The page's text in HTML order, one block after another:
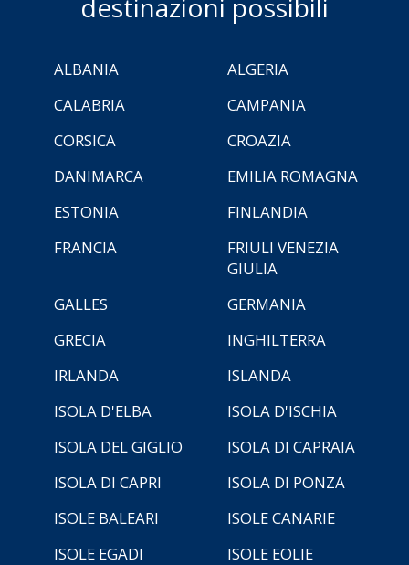
destinazioni possibili
ALBANIA
ALGERIA
CALABRIA
CAMPANIA
CORSICA
CROAZIA
DANIMARCA
EMILIA ROMAGNA
ESTONIA
FINLANDIA
FRANCIA
FRIULI VENEZIA
GIULIA
GALLES
GERMANIA
GRECIA
INGHILTERRA
IRLANDA
ISLANDA
ISOLA D'ELBA
ISOLA D'ISCHIA
ISOLA DEL GIGLIO
ISOLA DI CAPRAIA
ISOLA DI CAPRI
ISOLA DI PONZA
ISOLE BALEARI
ISOLE CANARIE
ISOLE EGADI
ISOLE EOLIE